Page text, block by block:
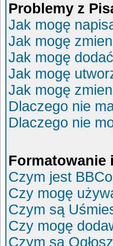
Problemy z
Jak mogę
Jak mogę
Jak mogę
Jak mogę
Jak mogę
Dlaczego nie
Dlaczego nie
Formatowanie
Czym jest
Czy mogę
Czym są
Czy mogę
Czym są